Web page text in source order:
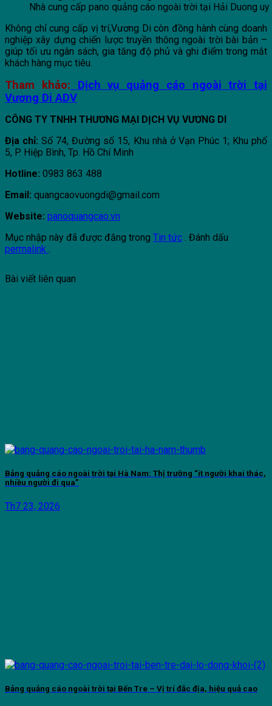
Nhà cung cấp pano quảng cáo ngoài trời tại Hải Duong
Không chỉ cung cấp vị trí,Vương Di còn đồng hành cùng doanh
nghiệp xây dựng chiến lược truyền thông ngoài trời bài bản –
giúp tối ưu ngân sách, gia tăng độ phủ và ghi điểm trong mắt
khách hàng mục tiêu.
Tham khảo: Dịch vụ quảng cáo ngoài trời tại
Vương Di ADV
CÔNG TY TNHH THƯƠNG MẠI DỊCH VỤ VƯƠNG DI
Địa chỉ: Số 74, Đường số 15, Khu nhà ở Vạn Phúc 1; Khu phố
5, P. Hiệp Bình, Tp. Hồ Chí Minh
Hotline: 0983 863 488
Email: quangcaovuongdi@gmail.com
Website: panoquangcao.vn
Mục nhập này đã được đăng trong Tin tức . Đánh dấu
permalink
Bài viết liên quan
Bảng quảng cáo ngoài trời tại Hà Nam: Thị trường “ít người khai thác,
nhiều người đi qua”
Th7 23, 2026
Bảng quảng cáo ngoài trời tại Bến Tre – Vị trí đắc địa, hiệu quả cao